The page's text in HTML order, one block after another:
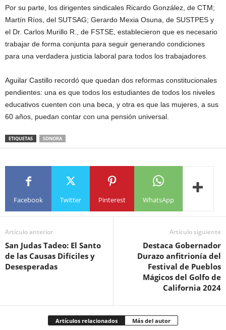
Por su parte, los dirigentes sindicales Ricardo González, de CTM;
Martín Ríos, del SUTSAG; Gerardo Mexia Osuna, de SUSTPES y
el Dr. Carlos Murillo R., de FSTSE, establecieron que es necesario
trabajar de forma conjunta para seguir generando condiciones
para una verdadera justicia laboral para todos los trabajadores.
Aguilar Castillo recordó que quedan dos reformas constitucionales
pendientes: una es que todos los estudiantes de todos los niveles
educativos cuenten con una beca, y otra es que las mujeres, a sus
60 años, puedan contar con una pensión universal.
ETIQUETAS SONORA
Facebook Twitter Pinterest WhatsApp
Artículo anterior
San Judas Tadeo: El Santo
de las Causas Difíciles y
Desesperadas
Artículo siguiente
Destaca Gobernador
Durazo anfitrionía del
Festival de Pueblos
Mágicos del Golfo de
California 2024
Artículos relacionados Más del autor